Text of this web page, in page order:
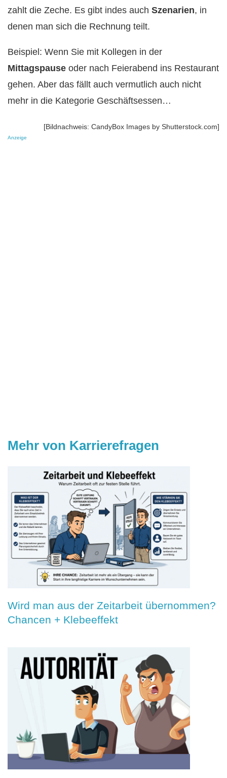
zahlt die Zeche. Es gibt indes auch Szenarien, in
denen man sich die Rechnung teilt.
Beispiel: Wenn Sie mit Kollegen in der
Mittagspause oder nach Feierabend ins Restaurant
gehen. Aber das fällt auch vermutlich auch nicht
mehr in die Kategorie Geschäftsessen…
[Bildnachweis: CandyBox Images by Shutterstock.com]
Anzeige
Mehr von Karrierefragen
Wird man aus der Zeitarbeit übernommen?
Chancen + Klebeeffekt